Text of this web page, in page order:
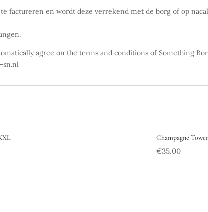
factureren en wordt deze verrekend met de borg of op
agree on the terms and conditions of Something
sn.nl
Champagne
€35.00